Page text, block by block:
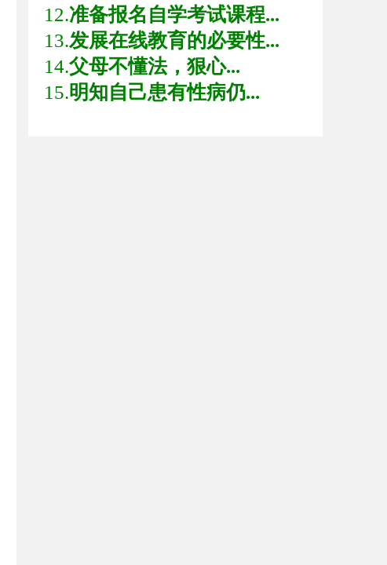
12.准备报名自学考试课程...
13.发展在线教育的必要性...
14.父母不懂法，狠心...
15.明知自己患有性病仍...